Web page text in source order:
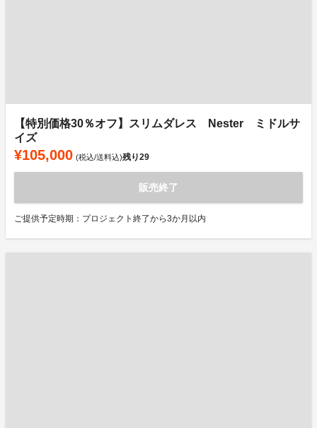
【特別価格30％オフ】スリムダレス Nester ミドルサ
イズ
¥105,000 (税込/送料込)残り29
販売終了
ご提供予定時期：プロジェクト終了から3か月以内